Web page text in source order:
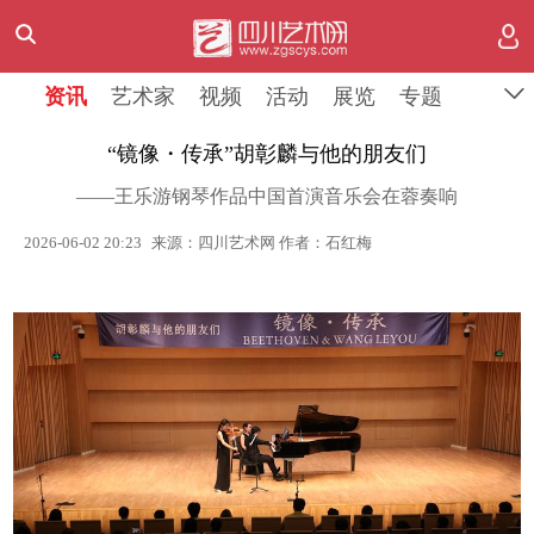
资讯 艺术家 视频 活动 展览 专题
“镜像・传承”胡彰麟与他的朋友们
——王乐游钢琴作品中国首演音乐会在蓉奏响
2026-06-02 20:23 来源：四川艺术网 作者：石红梅